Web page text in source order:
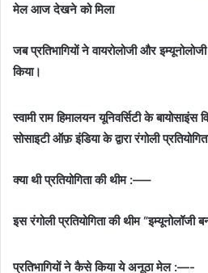
मेल आज देखने को मिला
जब प्रतिभागियों ने वायरोलोजी और
किया।
स्वामी राम हिमालयन यूनिवर्सिटी के बायोसाइंस
सोसाइटी ऑफ़ इंडिया के द्वारा रंगोली
क्या थी प्रतियोगिता की थीम :—–
इस रंगोली प्रतियोगिता की थीम “इम्यूनोलॉजी
प्रतिभागियों ने कैसे किया ये अनूठा मेल :—-